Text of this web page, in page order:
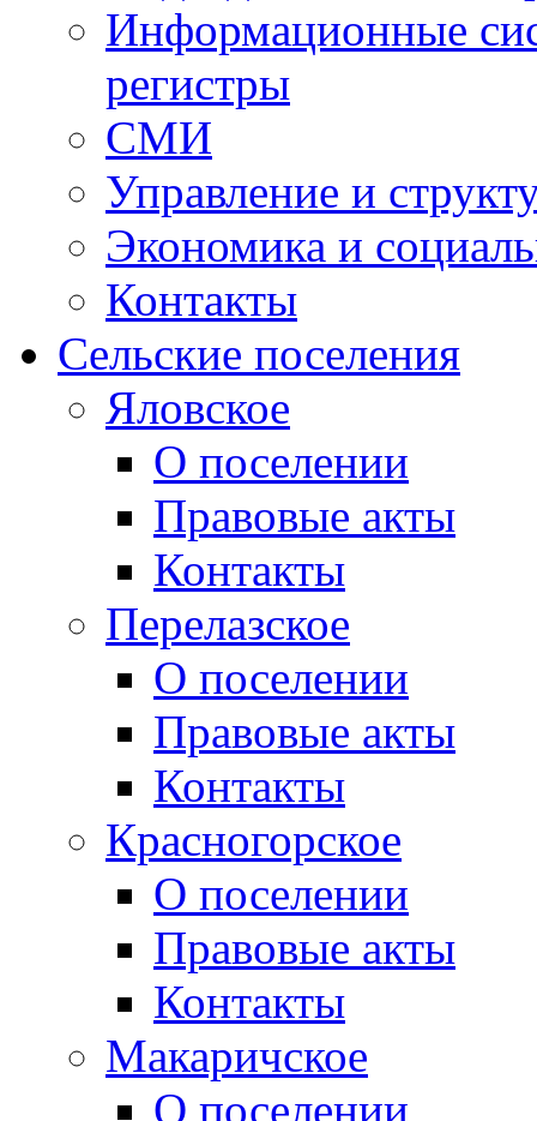
Информационные
регистры
СМИ
Управление и
Экономика и
Контакты
Сельские поселения
Яловское
О поселении
Правовые акты
Контакты
Перелазское
О поселении
Правовые акты
Контакты
Красногорское
О поселении
Правовые акты
Контакты
Макаричское
О поселении